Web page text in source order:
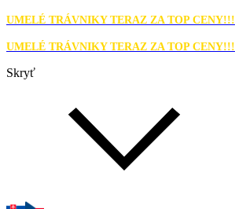
UMELÉ TRÁVNIKY TERAZ ZA TOP CENY!!!
UMELÉ TRÁVNIKY TERAZ ZA TOP CENY!!!
Skryť